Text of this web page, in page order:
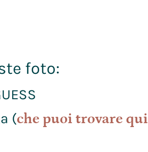
foto:
(che puoi trovare qui